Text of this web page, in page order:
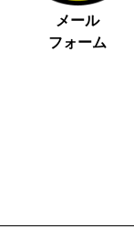
メール
フォーム